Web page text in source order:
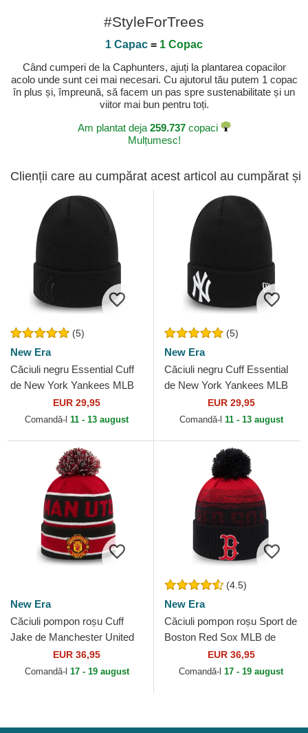
#StyleForTrees
1 Capac = 1 Copac
Când cumperi de la Caphunters, ajuți la plantarea copacilor
acolo unde sunt cei mai necesari. Cu ajutorul tău putem 1 copac
în plus și, împreună, să facem un pas spre sustenabilitate și un
viitor mai bun pentru toți.
Am plantat deja 259.737copaci
Mulțumesc!
Clienții care au cumpărat acest articol au cumpărat și
(5)
New Era
Căciuli negru Essential Cuff
de New York Yankees MLB
de New EraEUR 29,95
Comandă-l 11 - 13 august
(5)
New Era
Căciuli negru Cuff Essential
de New York Yankees MLB
de New EraEUR 29,95
Comandă-l 11 - 13 august
New Era
Căciuli pompon roșu Cuff
Jake de Manchester United
Football Club Premier League
de New Era
EUR 36,95
Comandă-l 17 - 19 august
(4.5)
New Era
Căciuli pompon roșu Sport de
Boston Red Sox MLB de
EUR 36,95
Comandă-l 17 - 19 august